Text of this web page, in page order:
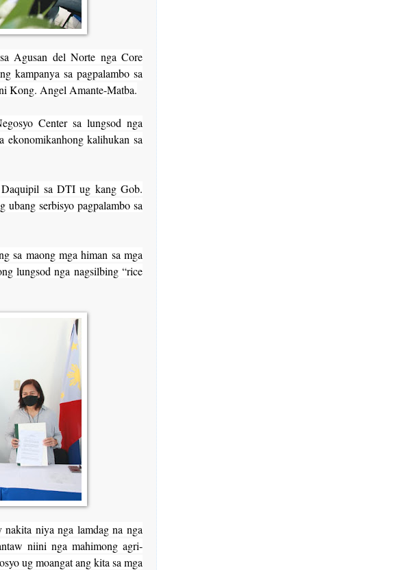
Agusan del Norte nga Core
kampanya sa pagpalambo sa
Kong. Angel Amante-Matba.
Center sa lungsod nga
ekonomikanhong kalihukan sa
sa DTI ug kang Gob.
ubang serbisyo pagpalambo sa
sa maong mga himan sa mga
lungsod nga nagsilbing “rice
niya nga lamdag na nga
niini nga mahimong agri-
ug moangat ang kita sa mga